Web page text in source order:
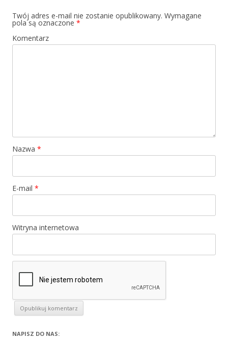
Twój adres e-mail nie zostanie opublikowany. Wymagane
pola są oznaczone *
Komentarz
Nazwa *
E-mail *
Witryna internetowa
NAPISZ DO NAS: